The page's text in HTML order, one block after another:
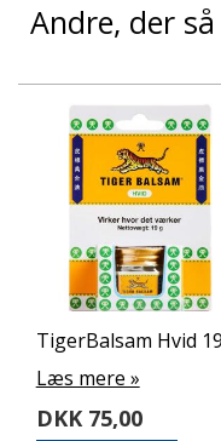
Andre, der
TigerBalsam Hvid
Læs mere »
DKK 75,00